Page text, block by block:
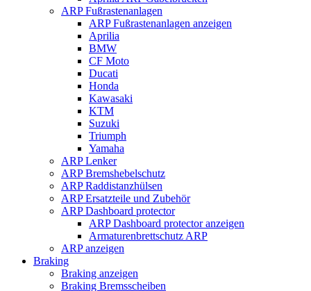
ARP Fußrastenanlagen
ARP Fußrastenanlagen anzeigen
Aprilia
BMW
CF Moto
Ducati
Honda
Kawasaki
KTM
Suzuki
Triumph
Yamaha
ARP Lenker
ARP Bremshebelschutz
ARP Raddistanzhülsen
ARP Ersatzteile und Zubehör
ARP Dashboard protector
ARP Dashboard protector anzeigen
Armaturenbrettschutz ARP
ARP anzeigen
Braking
Braking anzeigen
Braking Bremsscheiben